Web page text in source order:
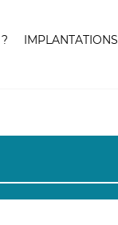
IMPLANTATIONS